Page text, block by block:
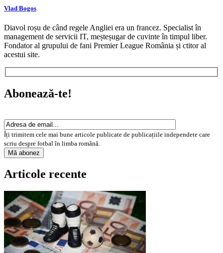
Vlad Bogos
Diavol roșu de când regele Angliei era un francez. Specialist în
management de servicii IT, meșteșugar de cuvinte în timpul liber.
Fondator al grupului de fani Premier League România și ctitor al
acestui site.
Abonează-te!
Îți trimitem cele mai bune articole publicate de publicațiile independete care
scriu despre fotbal în limba română.
Articole recente